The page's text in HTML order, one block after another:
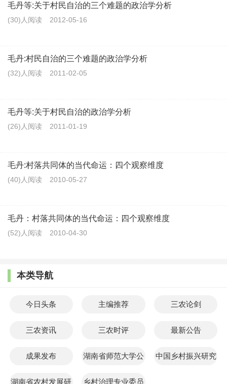
毛丹等:关于村民自治的三个难题的政治学分析
(30)人阅读 2012-05-16
毛丹:村民自治的三个难题的政治学分析
(32)人阅读 2011-02-05
毛丹等:关于村民自治的政治学分析
(26)人阅读 2011-01-19
毛丹:村落共同体的当代命运：四个观察维度
(40)人阅读 2010-05-27
毛丹：村落共同体的当代命运：四个观察维度
(52)人阅读 2010-04-30
本类导航
今日头条 主编推荐 三农论剑
三农资讯 三农时评 最新公告
成果发布 湖南省师范大学公 中国乡村振兴研究
湖南省农村发展研
乡村治理专业委员